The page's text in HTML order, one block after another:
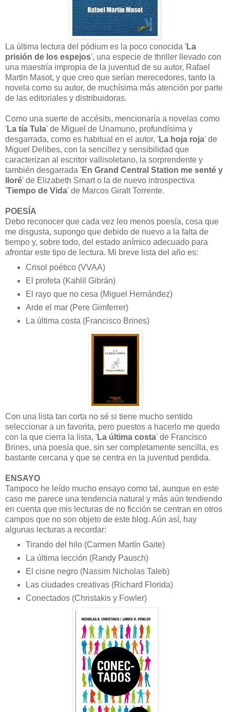
La última lectura del pódium es la poco conocida 'La
prisión de los espejos', una especie de thriller llevado con
una maestría impropia de la juventud de su autor, Rafael
Martin Masot, y que creo que serían merecedores, tanto la
novela como su autor, de muchísima más atención por parte
de las editoriales y distribuidoras.
Como una suerte de accésits, mencionaría a novelas como
'La tía Tula' de Miguel de Unamuno, profundísima y
desgarrada, como es habitual en el autor, 'La hoja roja' de
Miguel Delibes, con la sencillez y sensibilidad que
caracterizan al escritor vallisoletano, la sorprendente y
también desgarrada 'En Grand Central Station me senté y
lloré' de Elizabeth Smart o la de nuevo introspectiva
'Tiempo de Vida' de Marcos Giralt Torrente.
POESÍA
Debo reconocer que cada vez leo menos poesía, cosa que
me disgusta, supongo que debido de nuevo a la falta de
tiempo y, sobre todo, del estado anímico adecuado para
afrontar este tipo de lectura. Mi breve lista del año es:
Crisol poético (VVAA)
El profeta (Kahlil Gibrán)
El rayo que no cesa (Miguel Hernández)
Arde el mar (Pere Gimferrer)
La última costa (Francisco Brines)
Con una lista tan corta no sé si tiene mucho sentido
seleccionar a un favorita, pero puestos a hacerlo me quedo
con la que cierra la lista, 'La última costa' de Francisco
Brines, una poesía que, sin ser completamente sencilla, es
bastante cercana y que se centra en la juventud perdida.
ENSAYO
Tampoco he leído mucho ensayo como tal, aunque en este
caso me parece una tendencia natural y más aún tendiendo
en cuenta que mis lecturas de no ficción se centran en otros
campos que no son objeto de este blog. Aún así, hay
algunas lecturas a recordar:
Tirando del hilo (Carmen Martín Gaite)
La última lección (Randy Pausch)
El cisne negro (Nassim Nicholas Taleb)
Las ciudades creativas (Richard Florida)
Conectados (Christakis y Fowler)